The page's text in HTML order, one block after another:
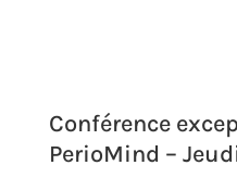
Conférence
PerioMind –